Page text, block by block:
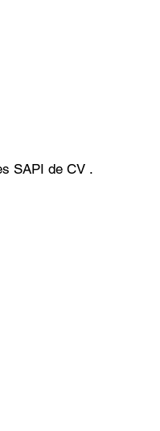
SAPI de CV .